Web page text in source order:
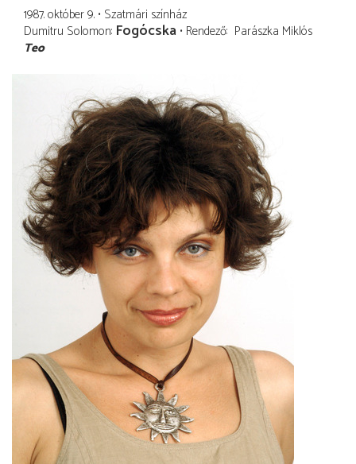
1987. október 9. Szatmári színház
Dumitru Solomon Fogócska Rendező Parászka Miklós
Teo